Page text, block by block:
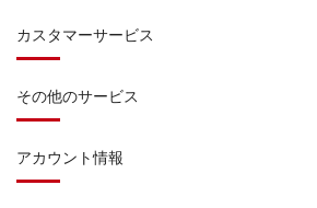
カスタマーサービス
その他のサービス
アカウント情報